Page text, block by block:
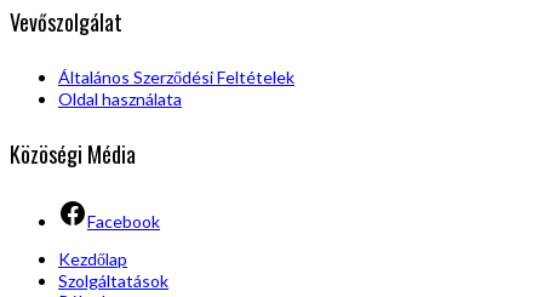
Vevőszolgálat
Általános Szerződési Feltételek
Oldal használata
Közöségi Média
Facebook
Kezdőlap
Szolgáltatások